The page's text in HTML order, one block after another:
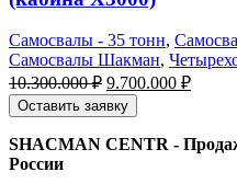
Самосвалы - 35 тонн,
Самосвалы Шакман,
10.300.000₽ Первоначальная
цена
составляла
10.300.000 ₽.
9.700.000 ₽
Оставить заявку
SHACMAN CENTR -
России